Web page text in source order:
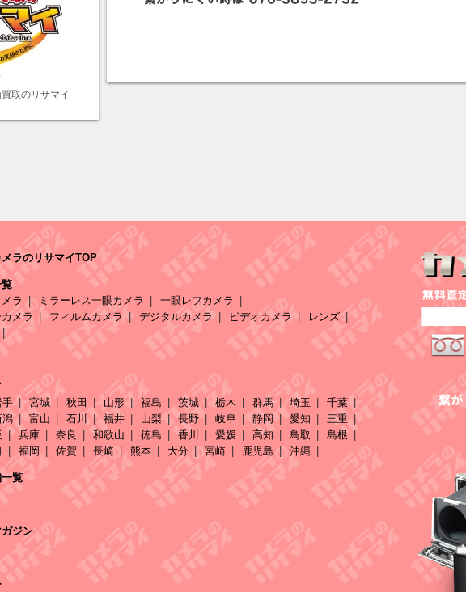
取のリサマイ
ラのリサマイTOP
ラ
ミラーレス一眼カメラ
一眼レフカメラ
メラ
フィルムカメラ デジタルカメラ ビデオカメラ
レンズ
手 宮城 秋田 山形 福島 茨城 栃木 群馬 埼玉
千葉
潟 富山 石川 福井 山梨 長野 岐阜 静岡 愛知
三重
兵庫 奈良 和歌山 徳島 香川 愛媛 高知 鳥取
島根
福岡 佐賀 長崎 熊本 大分 宮崎 鹿児島 沖縄
覧
ジン